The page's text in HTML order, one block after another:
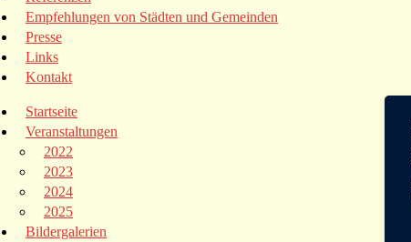
Empfehlungen von Städten und Gemeinden
Presse
Links
Kontakt
Startseite
Veranstaltungen
2022
2023
2024
2025
Bildergalerien